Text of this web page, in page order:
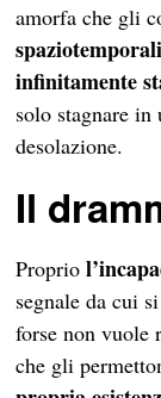
amorfa che gli
infinitamente
solo stagnare
desolazione.
Il
Proprio
segnale da cui
forse non vuole
che gli